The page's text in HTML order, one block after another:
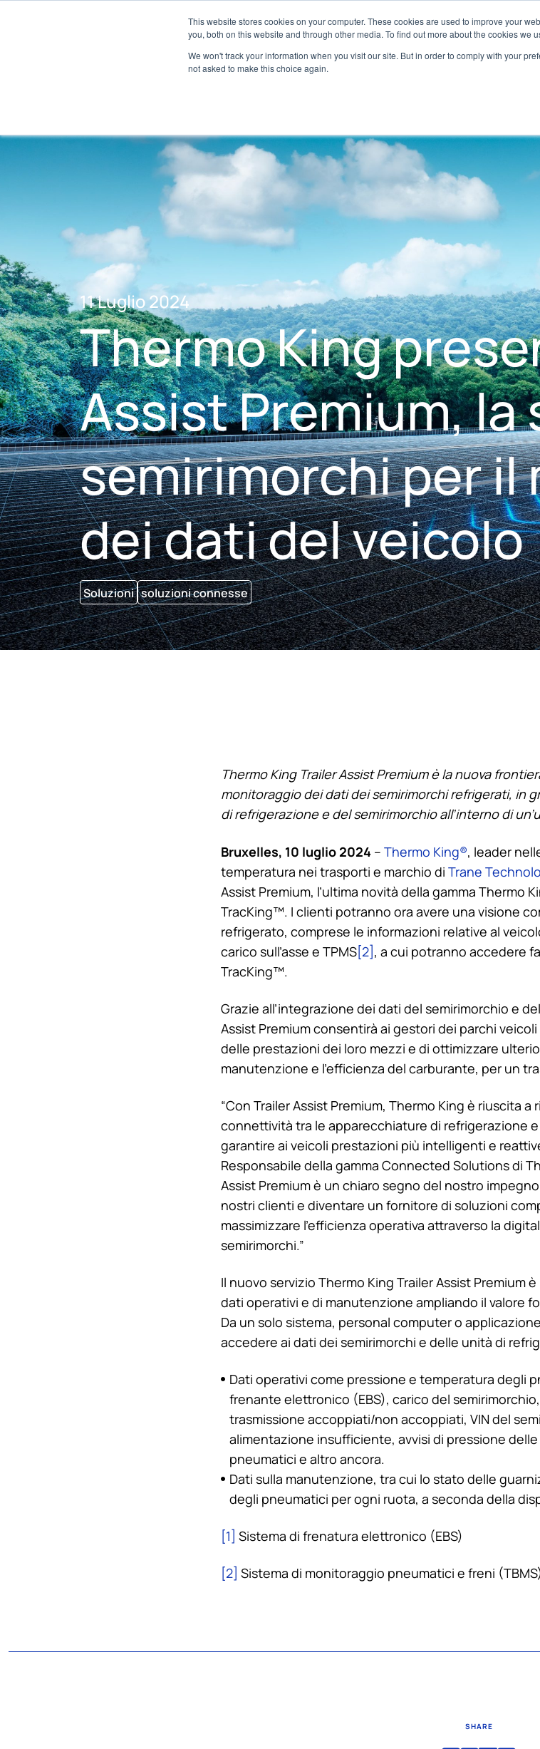
This website stores cookies on your computer. These cookies are used to improve your
you, both on this website and through other media. To find out more about the cookies we
We won't track your information when you visit our site. But in order to comply with your
not asked to make this choice again.
Localizzatore di concessionari Centro multimediale Marine
Prodotti
11 Luglio 2024
Thermo King
Assist Premium,
semirimorchi per
dei dati del veicolo
Soluzioni soluzioni connesse
Thermo KingTrailer Assist Premium è la nuova
monitoraggio dei dati dei semirimorchi refrigerati, in
di refrigerazione e del semirimorchio all’interno di
Bruxelles, 10 luglio 2024 – Thermo King®, leader
temperatura nei trasporti e marchio di Trane
Assist Premium, l’ultima novità della gamma Thermo
TracKing™. I clienti potranno ora avere una visione
refrigerato, comprese le informazioni relative al
carico sull’asse e TPMS[2], a cui potranno accedere
TracKing™.
Grazie all’integrazione dei dati del semirimorchio e
Assist Premium consentirà ai gestori dei parchi
delle prestazioni dei loro mezzi e di ottimizzare
manutenzione e l’efficienza del carburante, per un
“Con Trailer Assist Premium, Thermo King è riuscita a
connettività tra le apparecchiature di refrigerazione
garantire ai veicoli prestazioni più intelligenti e
Responsabile della gamma Connected Solutions di
Assist Premium è un chiaro segno del nostro
nostri clienti e diventare un fornitore di soluzioni
massimizzare l’efficienza operativa attraverso la
semirimorchi.”
Il nuovo servizio Thermo King Trailer Assist Premium
dati operativi e di manutenzione ampliando il valore
Da un solo sistema, personal computer o
accedere ai dati dei semirimorchi e delle unità di
Dati operativi come pressione e temperatura degli
frenante elettronico (EBS), carico del
trasmissione accoppiati/non accoppiati, VIN del
alimentazione insufficiente, avvisi di pressione
pneumatici e altro ancora.
Dati sulla manutenzione, tra cui lo stato delle
degli pneumatici per ogni ruota, a seconda della
[1] Sistema di frenatura elettronico (EBS)
[2] Sistema di monitoraggio pneumatici e freni
SHARE